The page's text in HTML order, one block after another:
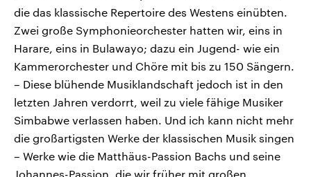
die das klassische Repertoire des Westens einübten.
Zwei große Symphonieorchester hatten wir, eins in
Harare, eins in Bulawayo; dazu ein Jugend- wie ein
Kammerorchester und Chöre mit bis zu 150 Sängern.
– Diese blühende Musiklandschaft jedoch ist in den
letzten Jahren verdorrt, weil zu viele fähige Musiker
Simbabwe verlassen haben. Und ich kann nicht mehr
die großartigsten Werke der klassischen Musik singen
– Werke wie die Matthäus-Passion Bachs und seine
Johannes-Passion, die wir früher mit großen